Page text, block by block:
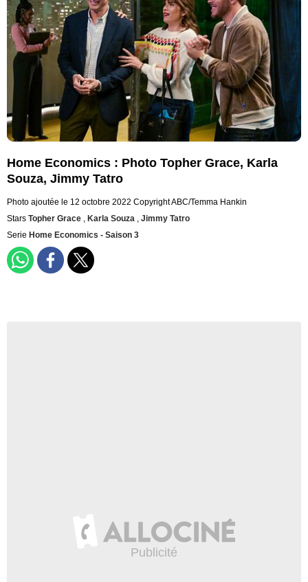
Home Economics : Photo Topher Grace, Karla
Souza, Jimmy Tatro
Photo ajoutée le 12 octobre 2022 Copyright ABC/Temma Hankin
Stars Topher Grace , Karla Souza , Jimmy Tatro
Serie Home Economics - Saison 3